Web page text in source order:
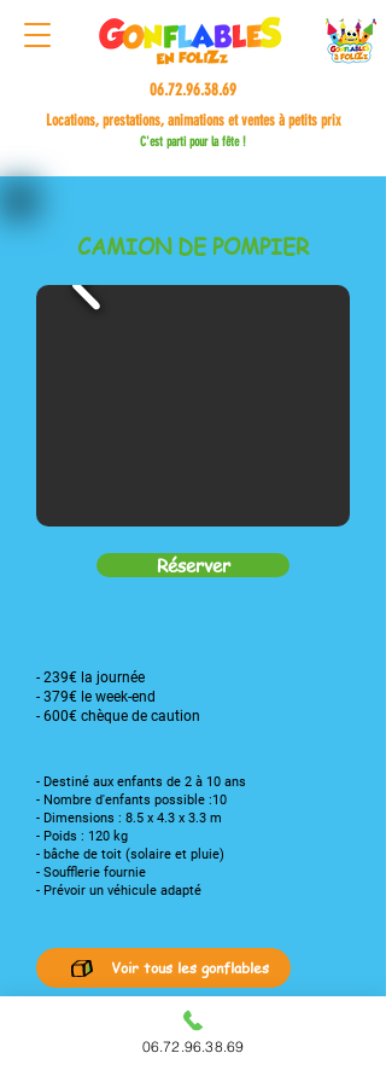
06.72.96.38.69
Locations, prestations, animations et ventes à petits prix
C'est parti pour la fête !
CAMION DE POMPIER
Réserver
- 239€ la journée
- 379€ le week-end
- 600€ chèque de caution
- Destiné aux enfants de 2 à 10 ans
- Nombre d'enfants possible :10
- Dimensions : 8.5 x 4.3 x 3.3 m
- Poids : 120 kg
- bâche de toit (solaire et pluie)
- Soufflerie fournie
- Prévoir un véhicule adapté
Voir tous les gonflables
06.72.96.38.69